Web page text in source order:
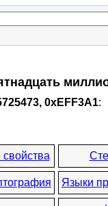
0xEFF3A1:
Языки